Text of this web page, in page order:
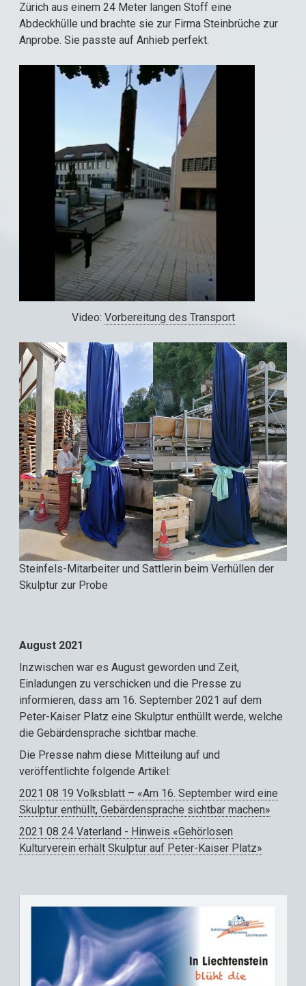
Zürich aus einem 24 Meter langen Stoff eine
Abdeckhülle und brachte sie zur Firma Steinbrüche zur
Anprobe. Sie passte auf Anhieb perfekt.
Video: Vorbereitung des Transport
Steinfels-Mitarbeiter und Sattlerin beim Verhüllen der
Skulptur zur Probe
August 2021
Inzwischen war es August geworden und Zeit,
Einladungen zu verschicken und die Presse zu
informieren, dass am 16. September 2021 auf dem
Peter-Kaiser Platz eine Skulptur enthüllt werde, welche
die Gebärdensprache sichtbar mache.
Die Presse nahm diese Mitteilung auf und
veröffentlichte folgende Artikel:
2021 08 19 Volksblatt – «Am 16. September wird eine
Skulptur enthüllt, Gebärdensprache sichtbar machen»
2021 08 24 Vaterland - Hinweis «Gehörlosen
Kulturverein erhält Skulptur auf Peter-Kaiser Platz»